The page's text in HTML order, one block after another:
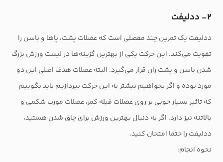
۲- ددلیفت
ددلیفت یک تمرین چند مفصلی است که عضلات پشت، پاها و باسن را
تقویت می‌کند. این حرکت یکی از بهترین گزینه‌ها در لیست ورزش بزرگ
شدن باسن و پشت ران قرار می‌گیرد. البته عضلات هدف اصلی این دو
مورد بوده و اگر بخواهیم بیشتر به این حرکت بپردازیم باید بگوییم
که تاثیر بسیار خوبی بر روی عضلات فیله کمر، عضلات مورب شکمی و
بالاتنه نیز دارد. اگر به دنبال بهترین ورزش برای چاق شدن هستید،
ددلیفت را حتما امتحان کنید.
نحوه انجام: